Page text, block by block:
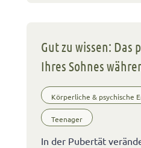
Gut zu wissen: Das
Ihres Sohnes
Körperliche & psychische
Teenager
In der Pubertät